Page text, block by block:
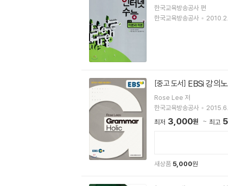
한국교육방송공사 편
한국교육방송공사
[중고 도서] EBSi 강의
Rose Lee 저
한국교육방송공사
최저 3,000원 최고
새상품 5,000원